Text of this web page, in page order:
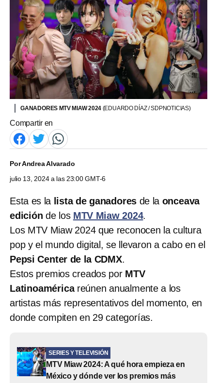
GANADORES MTV MIAW 2024 (EDUARDO DÍAZ / SDPNOTICIAS)
Compartir en
PorAndrea Alvarado
julio 13, 2024 a las 23:00 GMT-6
Esta es la lista de ganadores de la onceava
edición de los MTV Miaw 2024.
Los MTV Miaw 2024 que reconocen la cultura
pop y el mundo digital, se llevaron a cabo en el
Pepsi Center de la CDMX.
Estos premios creados por MTV
Latinoaméricareúnen anualmente a los
artistas más representativos del momento, en
donde compiten en 29 categorías.
SERIES Y TELEVISIÓN
MTV Miaw 2024: A qué hora empieza en
México y dónde ver los premios más